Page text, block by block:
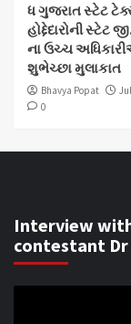
ધ ગુજરાત સ્ટેટ
હોદ્દેદારોની સ્ટેટ
ના ઉચ્ચ
શુભેચ્છા મુલાકાત
Bhavya Popat
0
Interview
contestant Dr